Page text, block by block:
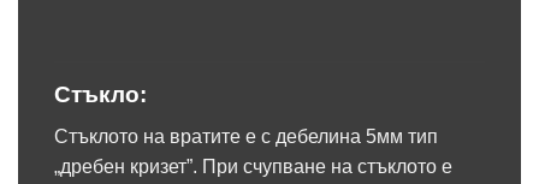
Стъкло:
Стъклото на вратите е с дебелина 5мм тип
„дребен кризет”. При счупване на стъклото е